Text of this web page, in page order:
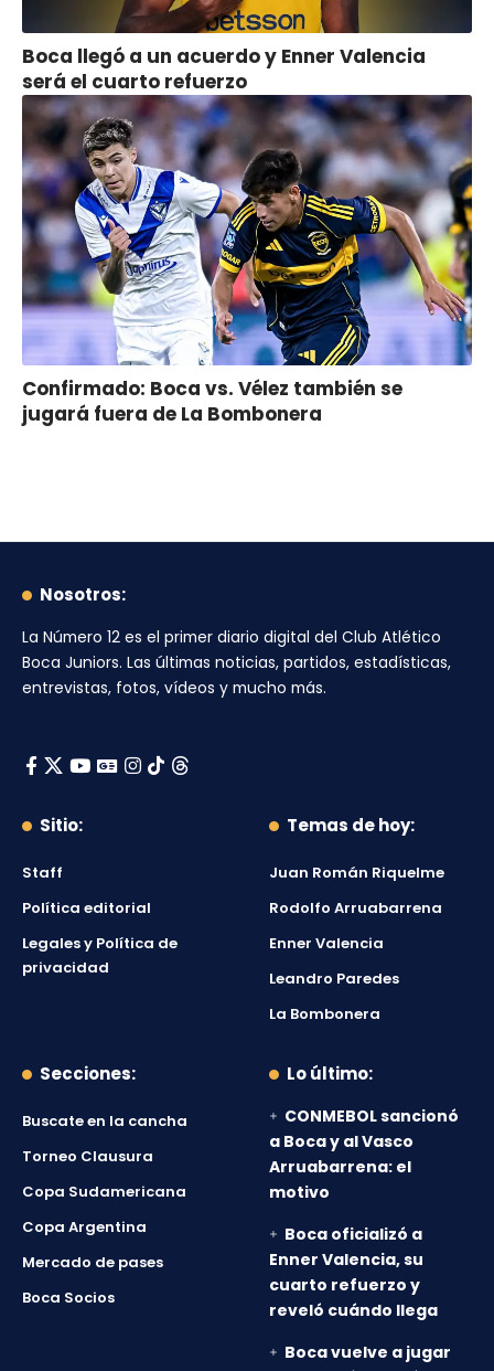
Boca llegó a un acuerdo y Enner Valencia
será el cuarto refuerzo
Confirmado: Boca vs. Vélez también se
jugará fuera de La Bombonera
Nosotros:
La Número 12 es el primer diario digital del Club Atlético
Boca Juniors. Las últimas noticias, partidos, estadísticas,
entrevistas, fotos, vídeos y mucho más.
Sitio:
Staff
Política editorial
Legales y Política de
privacidad
Temas de hoy:
Juan Román Riquelme
Rodolfo Arruabarrena
Enner Valencia
Leandro Paredes
La Bombonera
Secciones:
Buscate en la cancha
Torneo Clausura
Copa Sudamericana
Copa Argentina
Mercado de pases
Boca Socios
Lo último:
CONMEBOL sancionó
a Boca y al Vasco
Arruabarrena: el
motivo
Boca oficializó a
Enner Valencia, su
cuarto refuerzo y
reveló cuándo llega
Boca vuelve a jugar